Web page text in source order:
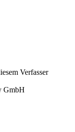
Verfasser
GmbH